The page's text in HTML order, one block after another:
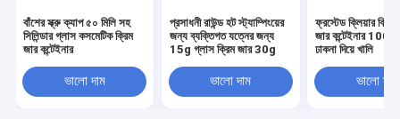
বাঁশের স্ক্রু ক্যাপ ৫০ মিলি সহ
সিলিন্ডার গ্লাস কসমেটিক ক্রিম
জার কন্টেইনার
ভালো দাম
প্রসাধনী রাউন্ড হট স্ট্যাম্পিংয়ের
জন্য ব্যক্তিগত যত্নের জন্য
15g গ্লাস ক্রিম জার 30g
ভালো দাম
ফ্রস্টেড ক্লিয়ার ক্রিম
জার কন্টেইনার 100
ঢাকনা দিয়ে খালি
ভালো দাম